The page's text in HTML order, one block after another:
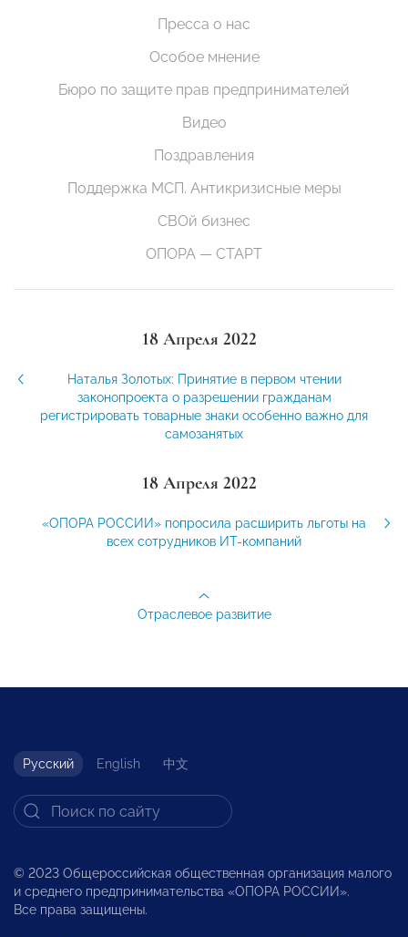
Пресса о нас
Особое мнение
Бюро по защите прав предпринимателей
Видео
Поздравления
Поддержка МСП. Антикризисные меры
СВОй бизнес
ОПОРА — СТАРТ
18 Апреля 2022
Наталья Золотых: Принятие в первом чтении
законопроекта о разрешении гражданам
регистрировать товарные знаки особенно важно для
самозанятых
18 Апреля 2022
«ОПОРА РОССИИ» попросила расширить льготы на
всех сотрудников ИТ-компаний
Отраслевое развитие
Русский English 中文
© 2023 Общероссийская общественная организация малого
и среднего предпринимательства «ОПОРА РОССИИ».
Все права защищены.